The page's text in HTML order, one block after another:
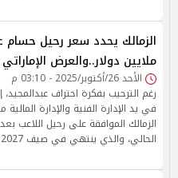
ملايين دولار..والعرض
الأحد 26/أكتوبر/2025 - 03:10 م
رغم الترحيب بفكرة احتراف عبدالمجيد،
في يد الإدارة الفنية والإدارة
الزمالك الموافقة على رحيل اللاعب
الحالي، والذي ينتهي في صيف 2027